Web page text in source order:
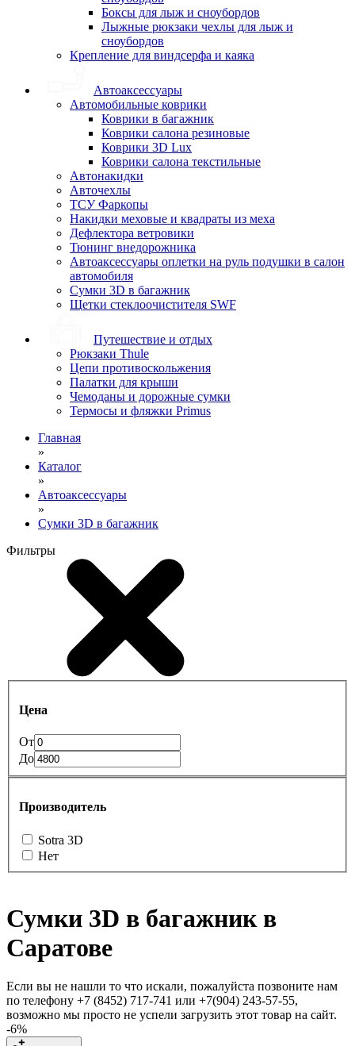
Боксы для лыж и сноубордов
Лыжные рюкзаки чехлы для лыж и
сноубордов
Крепление для виндсерфа и каяка
Автоаксессуары
Автомобильные коврики
Коврики в багажник
Коврики салона резиновые
Коврики 3D Lux
Коврики салона текстильные
Автонакидки
Авточехлы
ТСУ Фаркопы
Накидки меховые и квадраты из меха
Дефлектора ветровики
Тюнинг внедорожника
Автоаксессуары оплетки на руль подушки в салон
автомобиля
Сумки 3D в багажник
Щетки стеклоочистителя SWF
Путешествие и отдых
Рюкзаки Thule
Цепи противоскольжения
Палатки для крыши
Чемоданы и дорожные сумки
Термосы и фляжки Primus
Главная
»
Каталог
»
Автоаксессуары
»
Сумки 3D в багажник
Фильтры
Цена
От
До
Производитель
Sotra 3D
Нет
Сумки 3D в багажник в
Саратове
Если вы не нашли то что искали, пожалуйста позвоните нам
по телефону +7 (8452) 717-741 или +7(904) 243-57-55,
возможно мы просто не успели загрузить этот товар на сайт.
-6%